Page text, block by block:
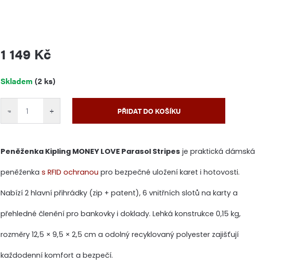
1 149 Kč
cena:
Skladem (2 ks)
+
− PŘIDAT DO KOŠÍKU
Peněženka Kipling MONEY LOVE Parasol Stripes je praktická dámská
peněženka s RFID ochranou pro bezpečné uložení karet i hotovosti.
Nabízí 2 hlavní přihrádky (zip + patent), 6 vnitřních slotů na karty a
přehledné členění pro bankovky i doklady. Lehká konstrukce 0,15 kg,
rozměry 12,5 × 9,5 × 2,5 cm a odolný recyklovaný polyester zajišťují
každodenní komfort a bezpečí.